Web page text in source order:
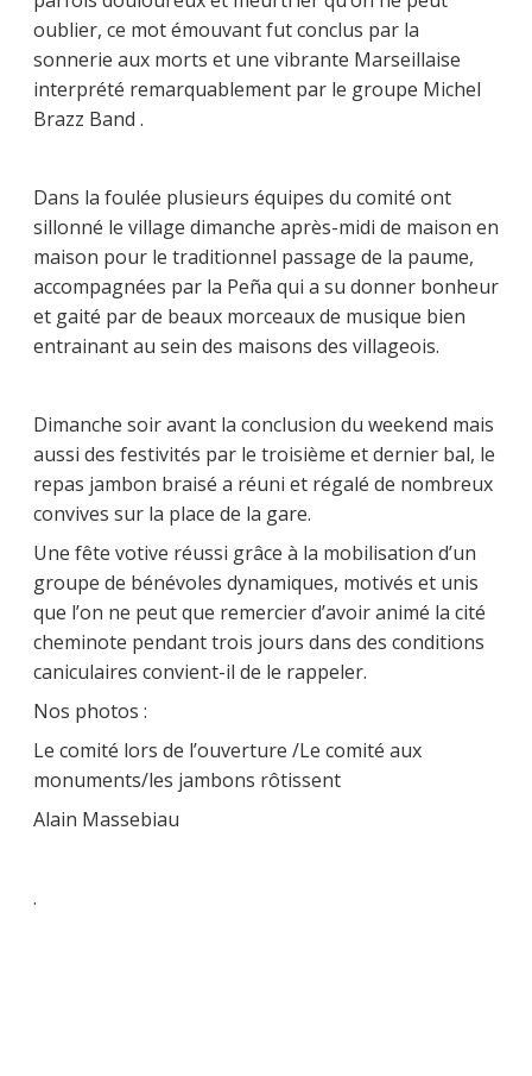
oublier, ce mot émouvant fut conclus par la
sonnerie aux morts et une vibrante Marseillaise
interprété remarquablement par le groupe Michel
Brazz Band .
Dans la foulée plusieurs équipes du comité ont
sillonné le village dimanche après-midi de maison en
maison pour le traditionnel passage de la paume,
accompagnées par la Peña qui a su donner bonheur
et gaité par de beaux morceaux de musique bien
entrainant au sein des maisons des villageois.
Dimanche soir avant la conclusion du weekend mais
aussi des festivités par le troisième et dernier bal, le
repas jambon braisé a réuni et régalé de nombreux
convives sur la place de la gare.
Une fête votive réussi grâce à la mobilisation d’un
groupe de bénévoles dynamiques, motivés et unis
que l’on ne peut que remercier d’avoir animé la cité
cheminote pendant trois jours dans des conditions
caniculaires convient-il de le rappeler.
Nos photos :
Le comité lors de l’ouverture /Le comité aux
monuments/les jambons rôtissent
Alain Massebiau
.